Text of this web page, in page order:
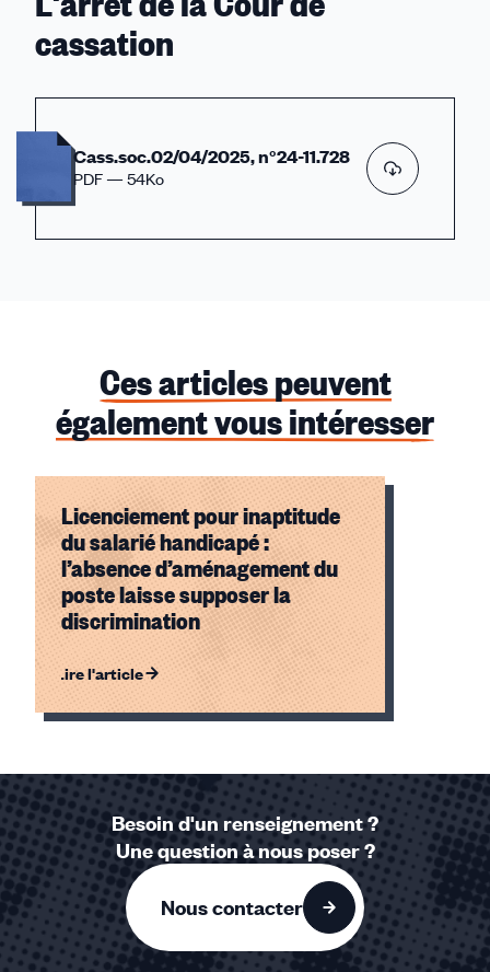
cassation
Cass.soc.02/04/2025, n°24-11.728
PDF — 54Ko
Ces articles peuvent
également vous intéresser
Licenciement pour inaptitude
du salarié handicapé :
l’absence d’aménagement du
poste laisse supposer la
discrimination
Lire l'article
Élément
sur
1
accessible Besoin d'un renseignement ?
Une question à nous poser ?
Nous contacter